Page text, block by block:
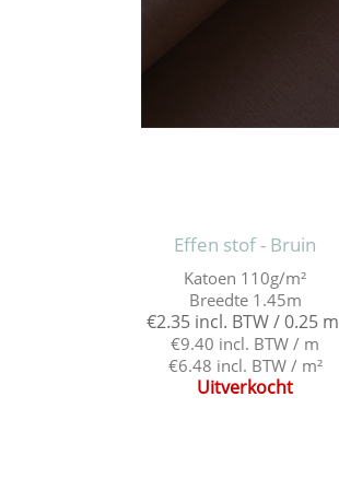
Effen stof - Bruin
Katoen 110g/m²
Breedte 1.45m
€2.35 incl. BTW / 0.25 m
€9.40 incl. BTW / m
€6.48 incl. BTW / m²
Uitverkocht